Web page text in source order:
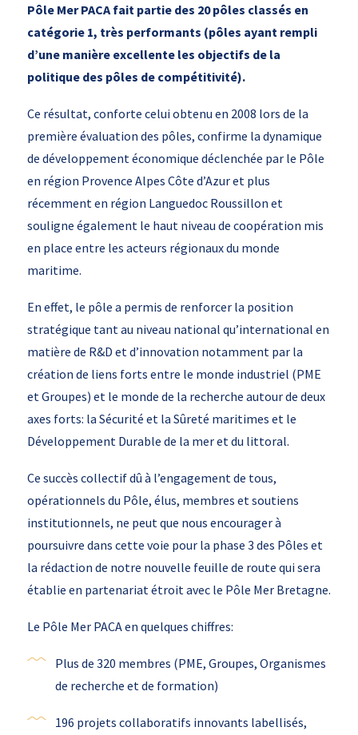
Pôle Mer PACA fait partie des 20 pôles classés en
catégorie 1, très performants (pôles ayant rempli
d’une manière excellente les objectifs de la
politique des pôles de compétitivité).
Ce résultat, conforte celui obtenu en 2008 lors de la
première évaluation des pôles, confirme la dynamique
de développement économique déclenchée par le Pôle
en région Provence Alpes Côte d’Azur et plus
récemment en région Languedoc Roussillon et
souligne également le haut niveau de coopération mis
en place entre les acteurs régionaux du monde
maritime.
En effet, le pôle a permis de renforcer la position
stratégique tant au niveau national qu’international en
matière de R&D et d’innovation notamment par la
création de liens forts entre le monde industriel (PME
et Groupes) et le monde de la recherche autour de deux
axes forts: la Sécurité et la Sûreté maritimes et le
Développement Durable de la mer et du littoral.
Ce succès collectif dû à l’engagement de tous,
opérationnels du Pôle, élus, membres et soutiens
institutionnels, ne peut que nous encourager à
poursuivre dans cette voie pour la phase 3 des Pôles et
la rédaction de notre nouvelle feuille de route qui sera
établie en partenariat étroit avec le Pôle Mer Bretagne.
Le Pôle Mer PACA en quelques chiffres:
Plus de 320 membres (PME, Groupes, Organismes
de recherche et de formation)
196 projets collaboratifs innovants labellisés,